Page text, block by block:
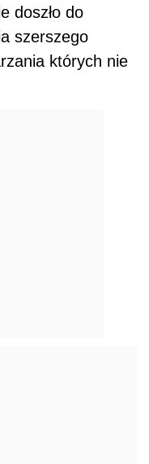
doszło do
szerszego
których nie